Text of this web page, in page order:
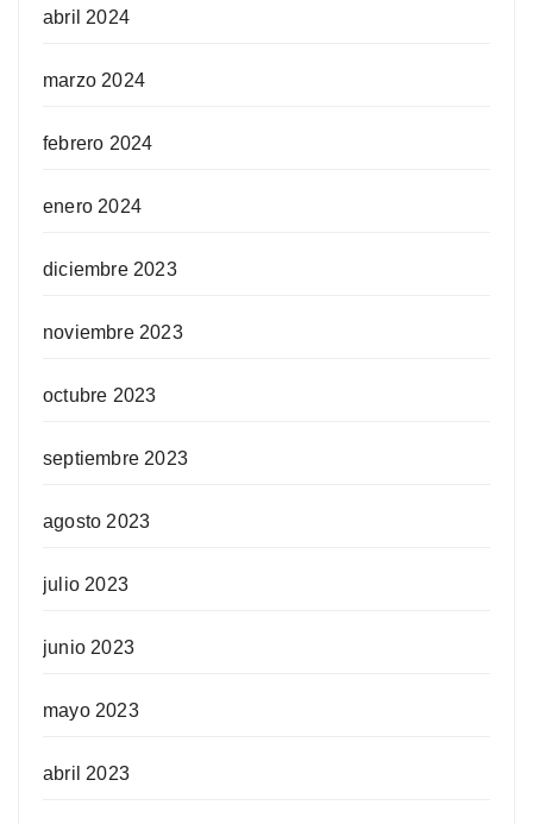
abril 2024
marzo 2024
febrero 2024
enero 2024
diciembre 2023
noviembre 2023
octubre 2023
septiembre 2023
agosto 2023
julio 2023
junio 2023
mayo 2023
abril 2023